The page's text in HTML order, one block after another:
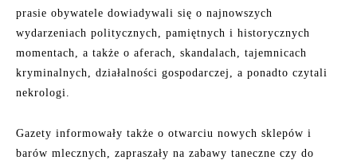
prasie obywatele dowiadywali się o najnowszych
wydarzeniach politycznych, pamiętnych i historycznych
momentach, a także o aferach, skandalach, tajemnicach
kryminalnych, działalności gospodarczej, a ponadto czytali
nekrologi.
Gazety informowały także o otwarciu nowych sklepów i
barów mlecznych, zapraszały na zabawy taneczne czy do